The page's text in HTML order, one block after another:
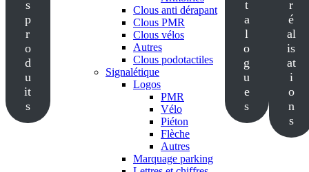
s
p
r
o
d
u
it
s
Clous anti dérapant
Clous PMR
Clous vélos
Autres
Clous podotactiles
Signalétique
Logos
PMR
Vélo
Piéton
Flèche
Autres
Marquage parking
t
a
l
o
g
u
e
s
r
é
al
is
at
i
o
n
s